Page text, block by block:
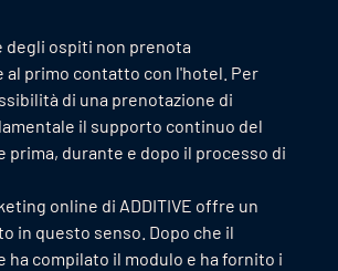
degli ospiti non prenota
al primo contatto con l'hotel. Per
di una prenotazione di
il supporto continuo del
prima, durante e dopo il processo di
online di ADDITIVE offre un
in questo senso. Dopo che il
ha compilato il modulo e ha fornito i